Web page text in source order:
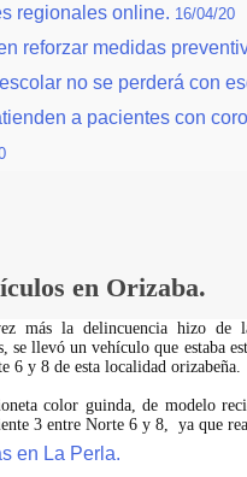
regionales online. 16/04/20
reforzar medidas
no se perderá con
a pacientes con
en Orizaba.
más la delincuencia hizo
se llevó un vehículo que estaba
6 y 8 de esta localidad orizabeña.
color guinda, de modelo
3 entre Norte 6 y 8, ya que
en La Perla.